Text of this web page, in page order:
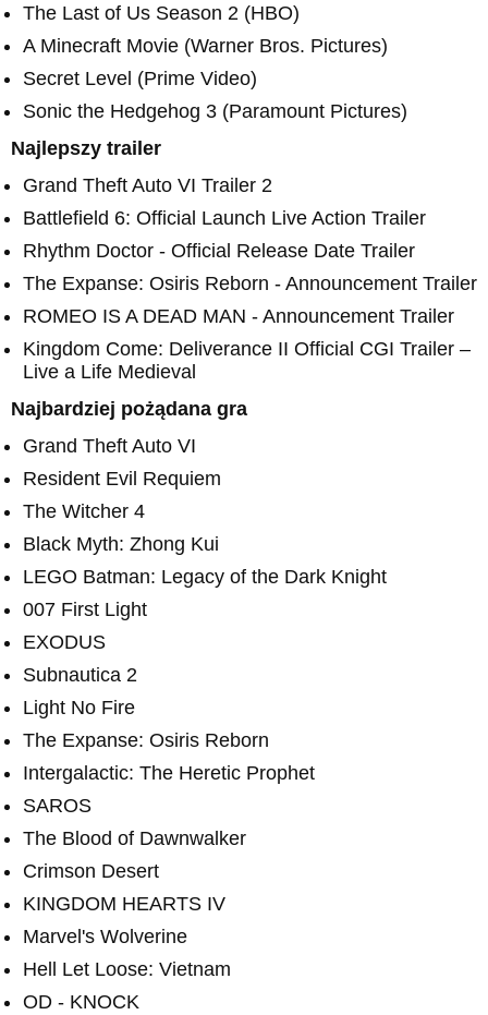
The Last of Us Season 2 (HBO)
A Minecraft Movie (Warner Bros. Pictures)
Secret Level (Prime Video)
Sonic the Hedgehog 3 (Paramount Pictures)
Najlepszy trailer
Grand Theft Auto VI Trailer 2
Battlefield 6: Official Launch Live Action Trailer
Rhythm Doctor - Official Release Date Trailer
The Expanse: Osiris Reborn - Announcement Trailer
ROMEO IS A DEAD MAN - Announcement Trailer
Kingdom Come: Deliverance II Official CGI Trailer –
Live a Life Medieval
Najbardziej pożądana gra
Grand Theft Auto VI
Resident Evil Requiem
The Witcher 4
Black Myth: Zhong Kui
LEGO Batman: Legacy of the Dark Knight
007 First Light
EXODUS
Subnautica 2
Light No Fire
The Expanse: Osiris Reborn
Intergalactic: The Heretic Prophet
SAROS
The Blood of Dawnwalker
Crimson Desert
KINGDOM HEARTS IV
Marvel's Wolverine
Hell Let Loose: Vietnam
OD - KNOCK